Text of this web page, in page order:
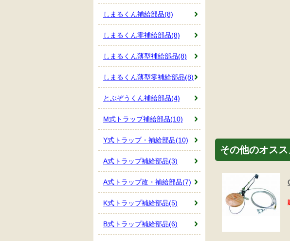
その他のオス
しまるくん補給部品(8)
しまるくん零補給部品(8)
しまるくん薄型補給部品(8)
しまるくん薄型零補給部品(8)
とぶぞうくん補給部品(4)
M式トラップ補給部品(10)
Y式トラップ・補給部品(10)
A式トラップ補給部品(3)
A式トラップ改・補給部品(7)
K式トラップ補給部品(5)
B式トラップ補給部品(6)